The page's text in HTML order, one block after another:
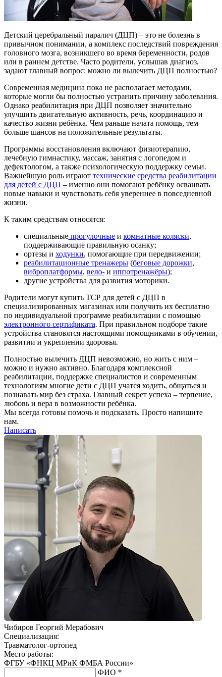
Детский церебральный паралич (ДЦП) – это не болезнь в
привычном понимании, а комплекс последствий повреждения
головного мозга, возникшего во время беременности, родов
или в раннем детстве. Часто родители, услышав диагноз,
задают главный вопрос: можно ли вылечить ДЦП полностью?
Современная медицина пока не располагает методами,
которые могли бы полностью устранить причину заболевания.
Однако реабилитация при ДЦП позволяет значительно
улучшить двигательную активность, речь, координацию и
качество жизни ребёнка. Чем раньше начата помощь, тем
больше шансов на положительные результаты.
Программы восстановления включают физиотерапию,
лечебную гимнастику, массаж, занятия с логопедом и
дефектологом, а также психологическую поддержку семьи.
Важнейшую роль играют технические средства реабилитации
для детей с ДЦП – именно они помогают ребёнку осваивать
новые навыки и чувствовать себя увереннее в повседневной
жизни.
К таким средствам относятся:
специальные прогулочные и комнатные коляски,
поддерживающие правильную осанку;
ортезы и ходунки, помогающие при передвижении;
реабилитационные тренажеры (беговые дорожки,
виброплатформы, вело- и иппотренажёры);
другие устройства для развития моторики.
Родители могут купить ТСР для детей с ДЦП в
специализированных магазинах или получить их бесплатно
по индивидуальной программе реабилитации с помощью
электронного сертификата. При правильном подборе такие
устройства становятся настоящими помощниками в обучении,
развитии и укреплении здоровья.
Полностью вылечить ДЦП невозможно, но жить с ним –
можно и нужно активно. Благодаря комплексной
реабилитации, поддержке специалистов и современным
технологиям многие дети с ДЦП учатся ходить, общаться и
познавать мир без страха. Главный секрет успеха – терпение,
любовь и вера в возможности ребёнка.
Мы всегда готовы помочь и подсказать. Просто напишите
нам.
Написать
Чибиров Георгий Мерабович
Специализация:
Травматолог-ортопед
Место работы:
ФГБУ «ФНКЦ МРиК ФМБА России»
ФИО *